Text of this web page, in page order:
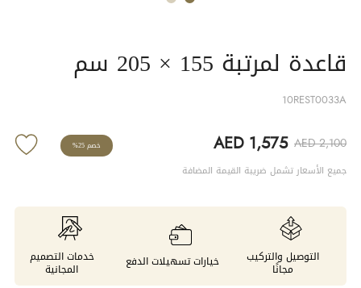
قاعدة لمرتبة 155 × 205 سم
10REST0033A
AED 1,575 AED 2,100
جميع الأسعار تشمل ضريبة القيمة المضافة
خصم 25%
التوصيل والتركيب
مجانًا خيارات تسهيلات الدفع خدمات التصميم
المجانية